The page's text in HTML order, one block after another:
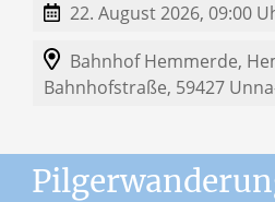
22. August 2026, 09:00
Bahnhof Hemmerde,
Bahnhofstraße, 59427